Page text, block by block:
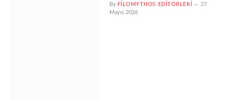
By FILOMYTHOS EDITÖRLERI
27
Mayıs 2026